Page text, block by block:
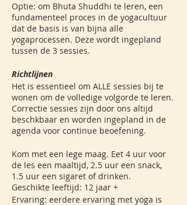
Optie: om Bhuta Shuddhi te leren, een
fundamenteel proces in de yogacultuur
dat de basis is van bijna alle
yogaprocessen. Deze wordt ingepland
tussen de 3 sessies.
Richtlijnen
Het is essentieel om ALLE sessies bij te
wonen om de volledige volgorde te leren.
Correctie sessies zijn door ons altijd
beschkbaar en worden ingepland in de
agenda voor continue beoefening.
Kom met een lege maag. Eet 4 uur voor
de les een maaltijd, 2.5 uur een snack,
1.5 uur een sigaret of drinken.
Geschikte leeftijd: 12 jaar +
Ervaring: eerdere ervaring met yoga is